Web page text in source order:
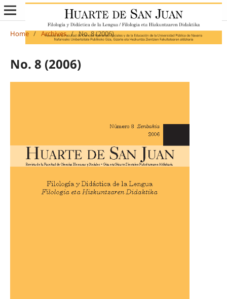
Home / Archives / No. 8 (2006)
No. 8 (2006)